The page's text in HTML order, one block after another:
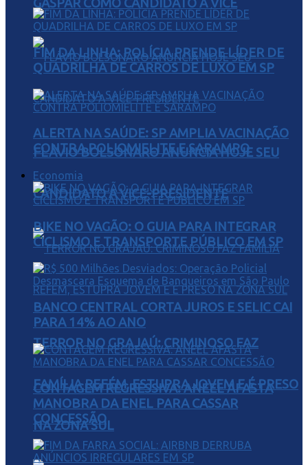
FLÁVIO BOLSONARO ANUNCIA HOJE SEU
CANDIDATO A VICE-PRESIDENTE
TERROR NO GRAJAÚ: CRIMINOSO FAZ
FAMÍLIA REFÉM, ESTUPRA JOVEM E É PRESO
NA ZONA SUL
FIM DA LINHA: POLÍCIA PRENDE LÍDER DE
QUADRILHA DE CARROS DE LUXO EM SP
ALERTA NA SAÚDE: SP AMPLIA VACINAÇÃO
CONTRA POLIOMIELITE E SARAMPO
Economia
BIKE NO VAGÃO: O GUIA PARA INTEGRAR
CICLISMO E TRANSPORTE PÚBLICO EM SP
BANCO CENTRAL CORTA JUROS E SELIC CAI
PARA 14% AO ANO
CONTAGEM REGRESSIVA: ANEEL AFASTA
MANOBRA DA ENEL PARA CASSAR
CONCESSÃO